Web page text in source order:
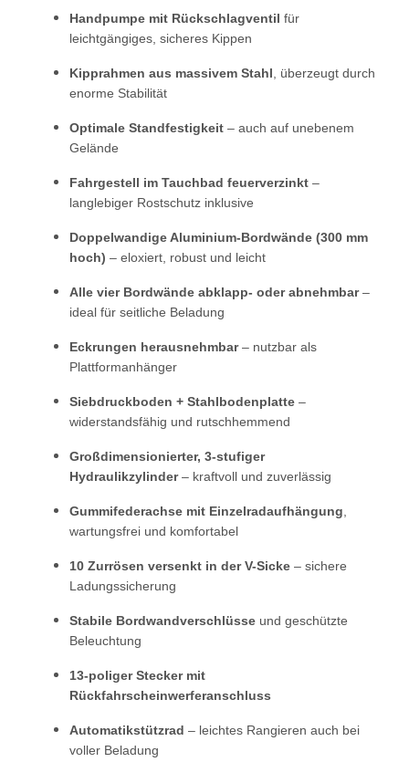
Handpumpe mit Rückschlagventil für
leichtgängiges, sicheres Kippen
Kipprahmen aus massivem Stahl , überzeugt durch
enorme Stabilität
Optimale Standfestigkeit – auch auf unebenem
Gelände
Fahrgestell im Tauchbad feuerverzinkt –
langlebiger Rostschutz inklusive
Doppelwandige Aluminium-Bordwände (300 mm
hoch) – eloxiert, robust und leicht
Alle vier Bordwände abklapp- oder abnehmbar–
ideal für seitliche Beladung
Eckrungen herausnehmbar– nutzbar als
Plattformanhänger
Siebdruckboden + Stahlbodenplatte –
widerstandsfähig und rutschhemmend
Großdimensionierter, 3-stufiger
Hydraulikzylinder– kraftvoll und zuverlässig
Gummifederachse mit Einzelradaufhängung
wartungsfrei und komfortabel
10 Zurrösen versenkt in der V-Sicke – sichere
Ladungssicherung
Stabile Bordwandverschlüsse und geschützte
Beleuchtung
13-poliger Stecker mit
Rückfahrscheinwerferanschluss
Automatikstützrad – leichtes Rangieren auch bei
voller Beladung